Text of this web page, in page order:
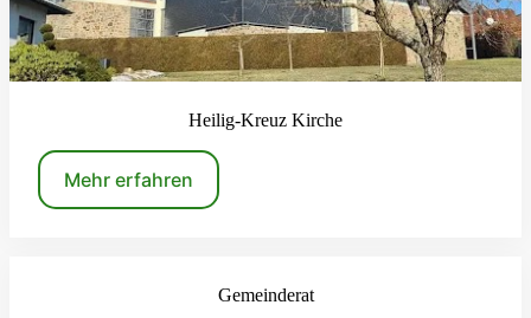
Heilig-Kreuz Kirche
Mehr erfahren
Gemeinderat